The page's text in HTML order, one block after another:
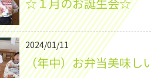
2024/01/11
（年中）お弁当美味し